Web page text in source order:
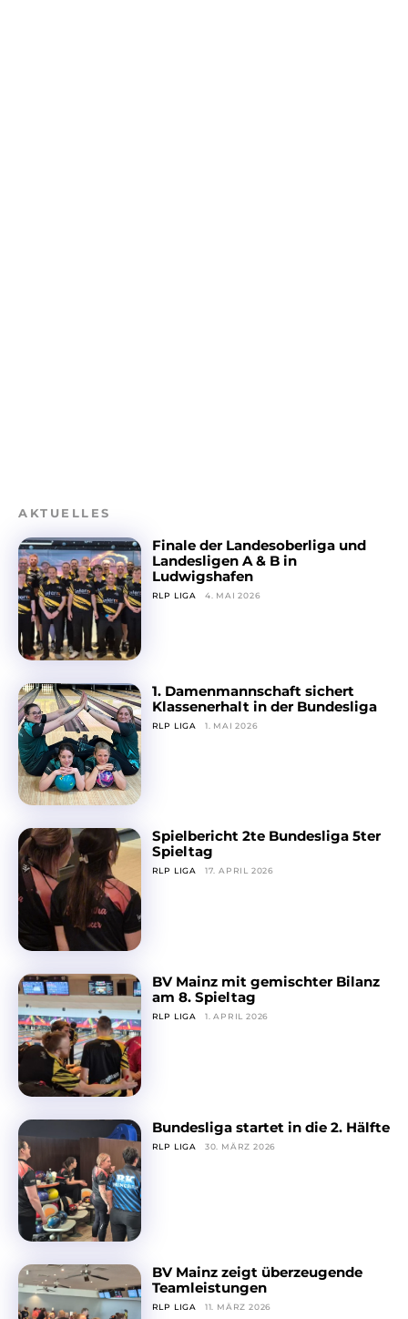
AKTUELLES
Finale der Landesoberliga und
Landesligen A & B in
Ludwigshafen
RLP LIGA 4. MAI 2026
1. Damenmannschaft sichert
Klassenerhalt in der Bundesliga
RLP LIGA 1. MAI 2026
Spielbericht 2te Bundesliga 5ter
Spieltag
RLP LIGA 17. APRIL 2026
BV Mainz mit gemischter Bilanz
am 8. Spieltag
RLP LIGA 1. APRIL 2026
Bundesliga startet in die 2. Hälfte
RLP LIGA 30. MÄRZ 2026
BV Mainz zeigt überzeugende
Teamleistungen
RLP LIGA 11. MÄRZ 2026